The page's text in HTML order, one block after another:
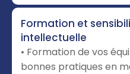
Formation et
intellectuelle
• Formation de vos
bonnes pratiques en